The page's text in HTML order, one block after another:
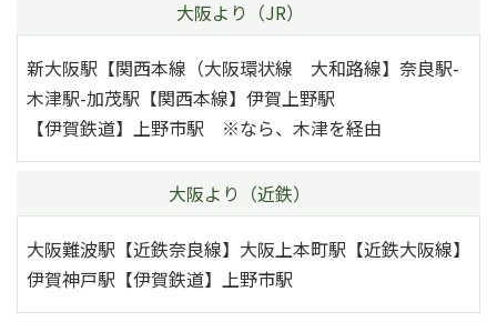
大阪より（JR）
新大阪駅【関西本線（大阪環状線 大和路線】奈良駅-
木津駅-加茂駅【関西本線】伊賀上野駅
【伊賀鉄道】上野市駅 ※なら、木津を経由
大阪より（近鉄）
大阪難波駅【近鉄奈良線】大阪上本町駅【近鉄大阪線】
伊賀神戸駅【伊賀鉄道】上野市駅